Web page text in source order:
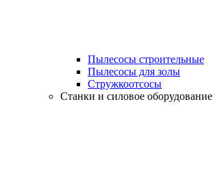
Пылесосы строительные
Пылесосы для золы
Стружкоотсосы
Станки и силовое оборудование